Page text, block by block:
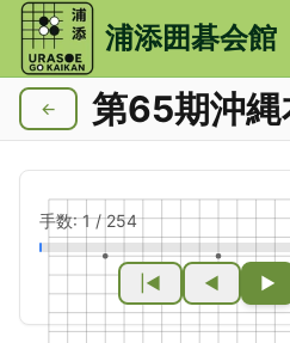
メインコンテンツにスキップ
浦添囲碁会館
← 第65期沖縄
手数:1/254
|◀ ◀ ▶